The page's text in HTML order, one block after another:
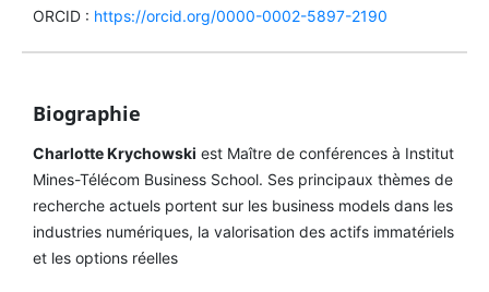
ORCID : https://orcid.org/0000-0002-5897-2190
Biographie
Charlotte Krychowski est Maître de conférences à Institut
Mines-Télécom Business School. Ses principaux thèmes de
recherche actuels portent sur les business models dans les
industries numériques, la valorisation des actifs immatériels
et les options réelles